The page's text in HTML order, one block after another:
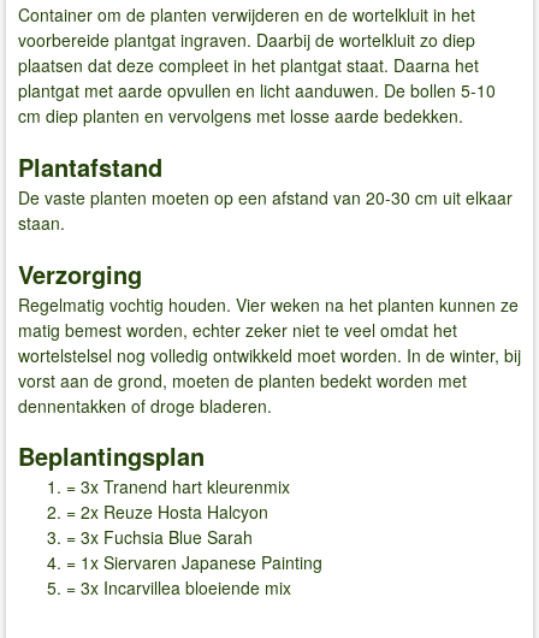
Container om de planten verwijderen en de wortelkluit in het
voorbereide plantgat ingraven. Daarbij de wortelkluit zo diep
plaatsen dat deze compleet in het plantgat staat. Daarna het
plantgat met aarde opvullen en licht aanduwen. De bollen 5-10
cm diep planten en vervolgens met losse aarde bedekken.
Plantafstand
De vaste planten moeten op een afstand van 20-30 cm uit elkaar
staan.
Verzorging
Regelmatig vochtig houden. Vier weken na het planten kunnen ze
matig bemest worden, echter zeker niet te veel omdat het
wortelstelsel nog volledig ontwikkeld moet worden. In de winter, bij
vorst aan de grond, moeten de planten bedekt worden met
dennentakken of droge bladeren.
Beplantingsplan
= 3x Tranend hart kleurenmix
= 2x Reuze Hosta Halcyon
= 3x Fuchsia Blue Sarah
= 1x Siervaren Japanese Painting
= 3x Incarvillea bloeiende mix